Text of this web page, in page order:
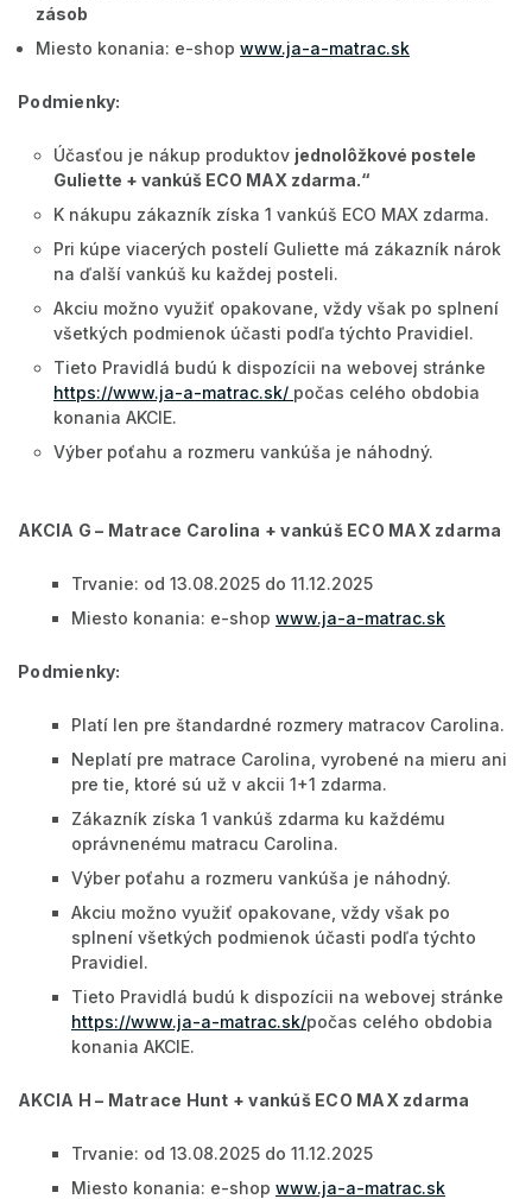
zásob
Miesto konania: e-shop www.ja-a-matrac.sk
Podmienky:
Účasťou je nákup produktov jednolôžkové postele
Guliette + vankúš ECO MAX zdarma.“
K nákupu zákazník získa 1 vankúš ECO MAX zdarma.
Pri kúpe viacerých postelí Guliette má zákazník nárok
na ďalší vankúš ku každej posteli.
Akciu možno využiť opakovane, vždy však po splnení
všetkých podmienok účasti podľa týchto Pravidiel.
Tieto Pravidlá budú k dispozícii na webovej stránke
https://www.ja-a-matrac.sk/ počas celého obdobia
konania AKCIE.
Výber poťahu a rozmeru vankúša je náhodný.
AKCIA G – Matrace Carolina + vankúš ECO MAX zdarma
Trvanie: od 13.08.2025 do 11.12.2025
Miesto konania: e-shop www.ja-a-matrac.sk
Podmienky:
Platí len pre štandardné rozmery matracov Carolina.
Neplatí pre matrace Carolina, vyrobené na mieru ani
pre tie, ktoré sú už v akcii 1+1 zdarma.
Zákazník získa 1 vankúš zdarma ku každému
oprávnenému matracu Carolina.
Výber poťahu a rozmeru vankúša je náhodný.
Akciu možno využiť opakovane, vždy však po
splnení všetkých podmienok účasti podľa týchto
Pravidiel.
Tieto Pravidlá budú k dispozícii na webovej stránke
https://www.ja-a-matrac.sk/počas celého obdobia
konania AKCIE.
AKCIA H – Matrace Hunt + vankúš ECO MAX zdarma
Trvanie: od 13.08.2025 do 11.12.2025
Miesto konania: e-shop www.ja-a-matrac.sk